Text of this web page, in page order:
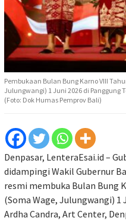
Pembukaan Bulan Bung Karno VIII
Julungwangi) 1 Juni 2026 di Panggung
(Foto: Dok Humas Pemprov Bali)
Denpasar, LenteraEsai.id –
didampingi Wakil Gubernur
resmi membuka Bulan Bung
(Soma Wage, Julungwangi) 1
Ardha Candra, Art Center,